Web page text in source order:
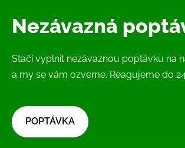
Nezávazná
Stačí vyplnit nezávaznou poptávku na
a my se vám ozveme. Reagujeme do
​POPTÁVKA​